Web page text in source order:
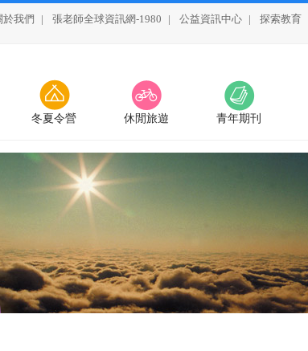
於我們 | 張老師全球資訊網-1980 | 公益資訊中心 | 探索教育
冬夏令營 休閒旅遊 青年期刊